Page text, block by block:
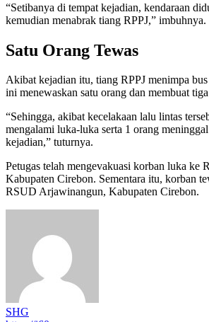
“Setibanya di tempat kejadian, kendaraan
kemudian menabrak tiang RPPJ,” imbuhnya.
Satu Orang Tewas
Akibat kejadian itu, tiang RPPJ menimpa
ini menewaskan satu orang dan membuat
“Sehingga, akibat kecelakaan lalu lintas
mengalami luka-luka serta 1 orang
kejadian,” tuturnya.
Petugas telah mengevakuasi korban luka ke
Kabupaten Cirebon. Sementara itu, korban
RSUD Arjawinangun, Kabupaten Cirebon.
SHG